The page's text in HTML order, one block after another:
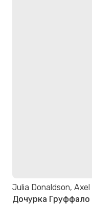
Julia Donaldson,
Дочурка Груффало